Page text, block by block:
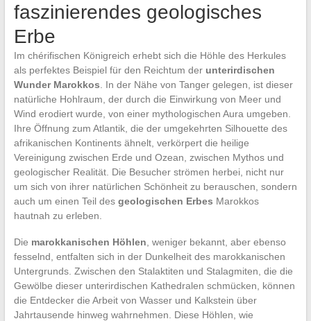
faszinierendes geologisches
Erbe
Im chérifischen Königreich erhebt sich die Höhle des Herkules
als perfektes Beispiel für den Reichtum der unterirdischen
Wunder Marokkos . In der Nähe von Tanger gelegen, ist dieser
natürliche Hohlraum, der durch die Einwirkung von Meer und
Wind erodiert wurde, von einer mythologischen Aura umgeben.
Ihre Öffnung zum Atlantik, die der umgekehrten Silhouette des
afrikanischen Kontinents ähnelt, verkörpert die heilige
Vereinigung zwischen Erde und Ozean, zwischen Mythos und
geologischer Realität. Die Besucher strömen herbei, nicht nur
um sich von ihrer natürlichen Schönheit zu berauschen, sondern
auch um einen Teil des geologischen Erbes Marokkos
hautnah zu erleben.
Die marokkanischen Höhlen , weniger bekannt, aber ebenso
fesselnd, entfalten sich in der Dunkelheit des marokkanischen
Untergrunds. Zwischen den Stalaktiten und Stalagmiten, die die
Gewölbe dieser unterirdischen Kathedralen schmücken, können
die Entdecker die Arbeit von Wasser und Kalkstein über
Jahrtausende hinweg wahrnehmen. Diese Höhlen, wie